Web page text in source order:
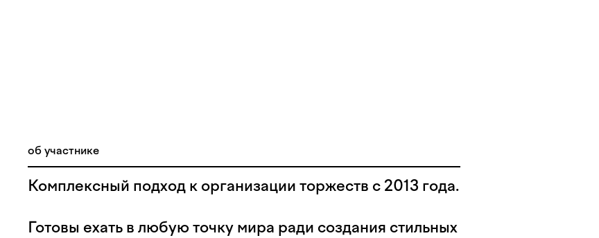
об участнике
Комплексный подход к организации торжеств с 2013 года.
Готовы ехать в любую точку мира ради создания стильных